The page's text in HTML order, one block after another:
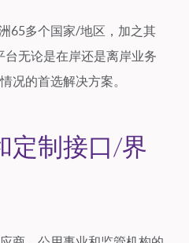
65多个国家/地区，加之其
无论是在岸还是离岸业务
况的首选解决方案。
定制接口/界